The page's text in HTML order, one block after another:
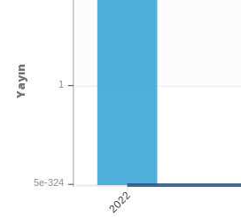
2022
1
5e-324
Yayın